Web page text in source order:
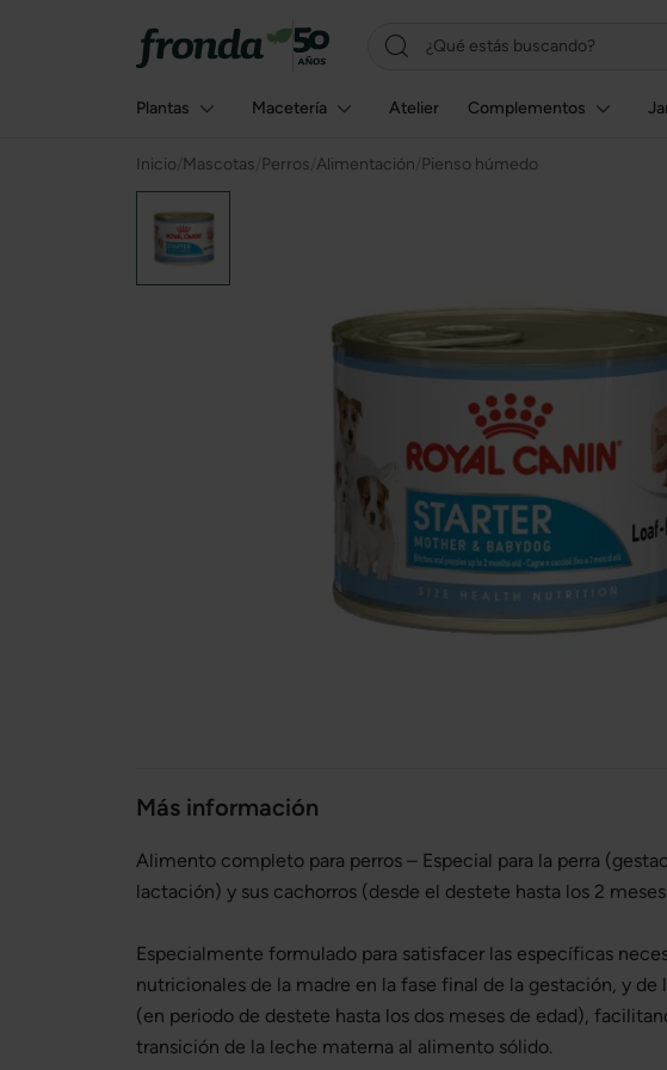
Plantas Macetería Atelier Complementos
Inicio Mascotas Perros Alimentación Pienso húmedo
Más información
Alimento completo para perros – Especial para la perra
lactación) y sus cachorros (desde el destete hasta los 2
Especialmente formulado para satisfacer las específicas
nutricionales de la madre en la fase final de la gestación, y de
(en periodo de destete hasta los dos meses de edad),
transición de la leche materna al alimento sólido.